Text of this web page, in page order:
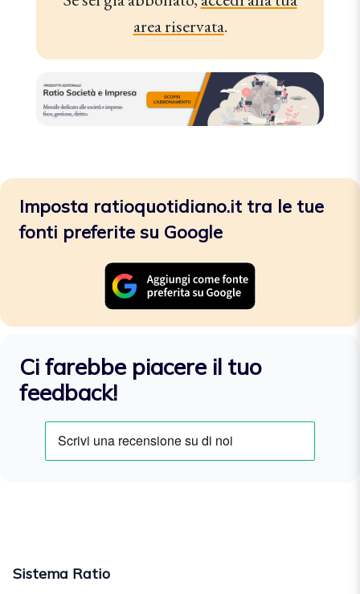
area riservata.
Imposta ratioquotidiano.it tra le tue
fonti preferite su Google
Ci farebbe piacere il tuo
feedback!
Sistema Ratio